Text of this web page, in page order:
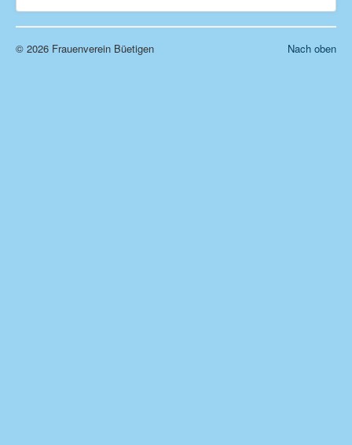
Nach oben
© 2026 Frauenverein Büetigen